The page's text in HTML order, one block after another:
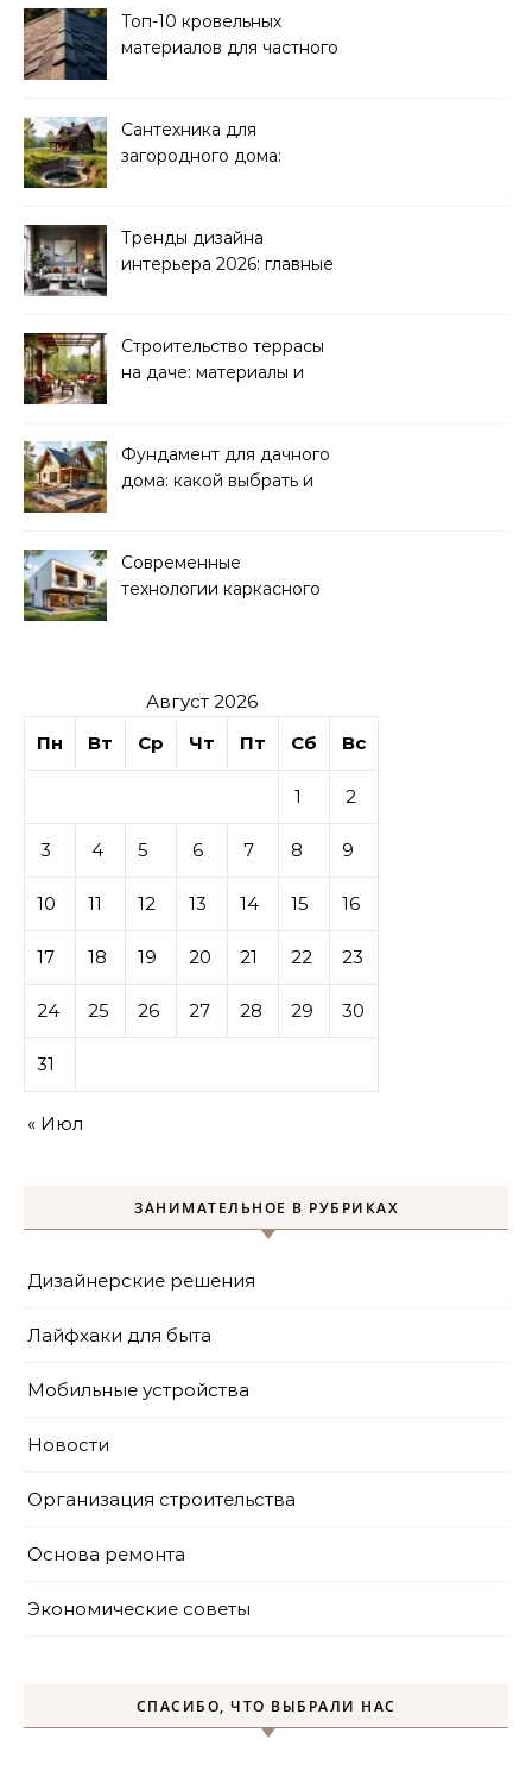
Топ-10 кровельных
материалов для частного
Сантехника для
загородного дома:
Тренды дизайна
интерьера 2026: главные
Строительство террасы
на даче: материалы и
Фундамент для дачного
дома: какой выбрать и
Современные
технологии каркасного
Август 2026
Пн
Вт Ср Чт Пт Сб Вс
1 2
3 4 5 6 7 8 9
10 11 12 13 14 15 16
17 18 19 20 21 22 23
24 25 26 27 28 29 30
31
« Июл
ЗАНИМАТЕЛЬНОЕ В РУБРИКАХ
Дизайнерские решения
Лайфхаки для быта
Мобильные устройства
Новости
Организация строительства
Основа ремонта
Экономические советы
СПАСИБО, ЧТО ВЫБРАЛИ НАС